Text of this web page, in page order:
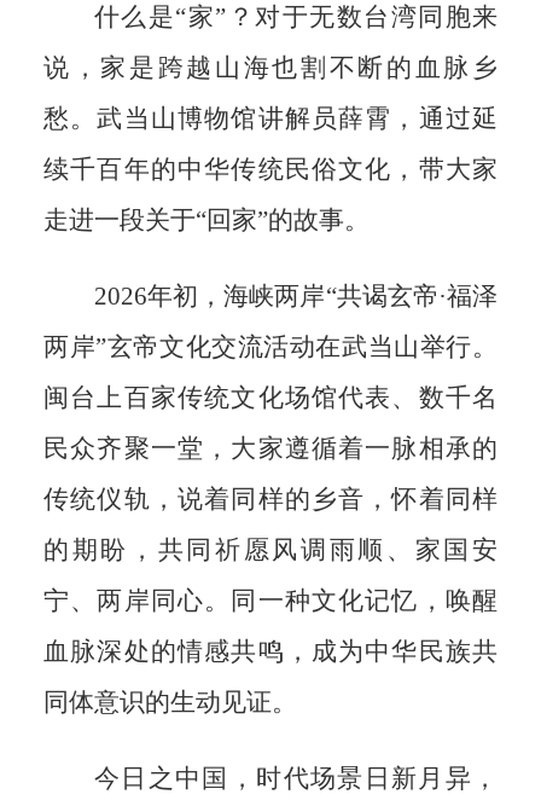
什么是“家”？对于无数台湾同胞来
说，家是跨越山海也割不断的血脉乡
愁。武当山博物馆讲解员薛霄，通过延
续千百年的中华传统民俗文化，带大家
走进一段关于“回家”的故事。
2026年初，海峡两岸“共谒玄帝·福泽
两岸”玄帝文化交流活动在武当山举行。
闽台上百家传统文化场馆代表、数千名
民众齐聚一堂，大家遵循着一脉相承的
传统仪轨，说着同样的乡音，怀着同样
的期盼，共同祈愿风调雨顺、家国安
宁、两岸同心。同一种文化记忆，唤醒
血脉深处的情感共鸣，成为中华民族共
同体意识的生动见证。
今日之中国，时代场景日新月异，